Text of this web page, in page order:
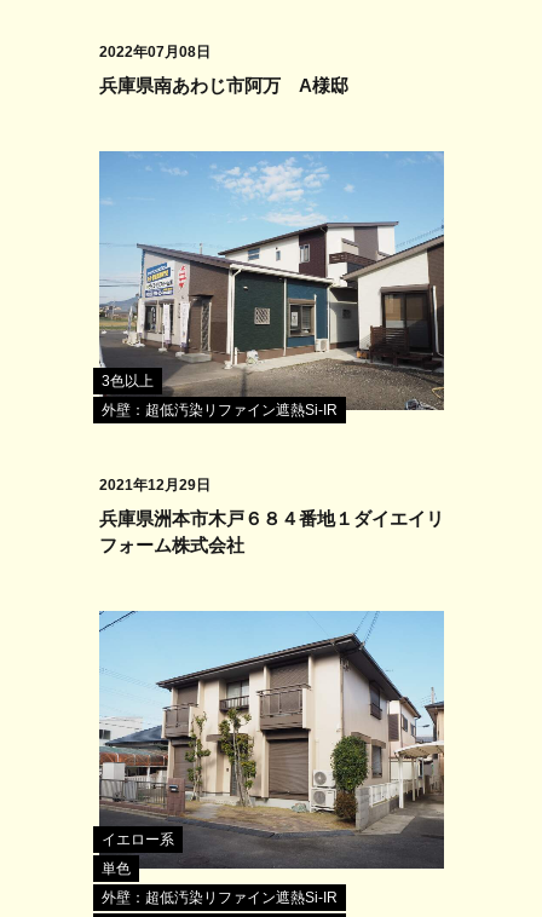
2022年07月08日
兵庫県南あわじ市阿万 A様邸
3色以上
外壁：超低汚染リファイン遮熱Si-IR
2021年12月29日
兵庫県洲本市木戸６８４番地１ダイエイリ
フォーム株式会社
イエロー系
単色
外壁：超低汚染リファイン遮熱Si-IR